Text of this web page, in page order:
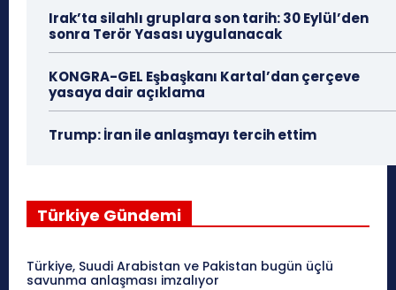
Irak’ta silahlı gruplara son tarih: 30 Eylül’den
sonra Terör Yasası uygulanacak
KONGRA-GEL Eşbaşkanı Kartal’dan çerçeve
yasaya dair açıklama
Trump: İran ile anlaşmayı tercih ettim
Türkiye Gündemi
Türkiye, Suudi Arabistan ve Pakistan bugün üçlü
savunma anlaşması imzalıyor